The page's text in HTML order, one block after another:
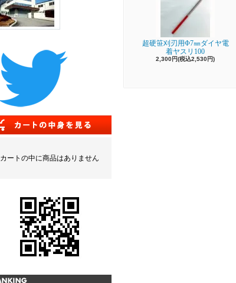
カートの中に商品はありません
超硬笹刈刃用Φ7㎜ダイヤ電
着ヤスリ100
2,300円(税込2,530円)